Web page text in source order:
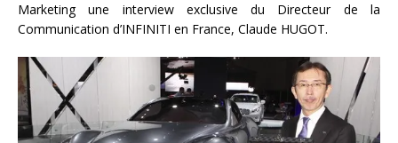
Marketing une interview exclusive du Directeur de la
Communication d’INFINITI en France, Claude HUGOT.